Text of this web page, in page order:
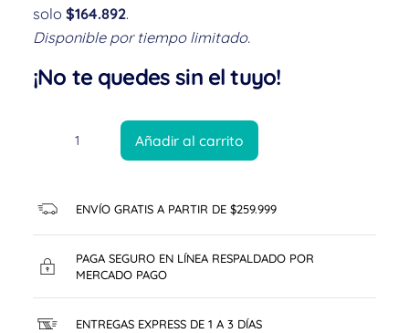
solo $164.892.
Disponible por tiempo limitado.
¡No te quedes sin el tuyo!
Añadir al carrito
ENVÍO GRATIS A PARTIR DE $259.999
PAGA SEGURO EN LÍNEA RESPALDADO POR
MERCADO PAGO
ENTREGAS EXPRESS DE 1 A 3 DÍAS